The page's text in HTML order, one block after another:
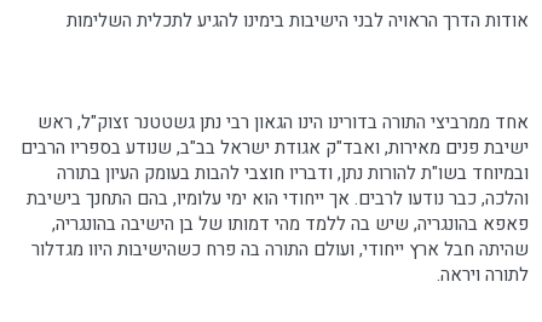
אודות הדרך הראויה לבני הישיבות בימינו להגיע לתכלית השלימות
אחד ממרביצי התורה בדורינו הינו הגאון רבי נתן גשטטנר זצוק"ל, ראש
ישיבת פנים מאירות, ואבד"ק אגודת ישראל בב"ב, שנודע בספריו הרבים
ובמיוחד בשו"ת להורות נתן, ודבריו חוצבי להבות בעומק העיון בתורה
והלכה, כבר נודעו לרבים. אך ייחודי הוא ימי עלומיו, בהם התחנך בישיבת
פאפא בהונגריה, שיש בה ללמד מהי דמותו של בן הישיבה בהונגריה,
שהיתה חבל ארץ ייחודי, ועולם התורה בה פרח כשהישיבות היוו מגדלור
לתורה ויראה.